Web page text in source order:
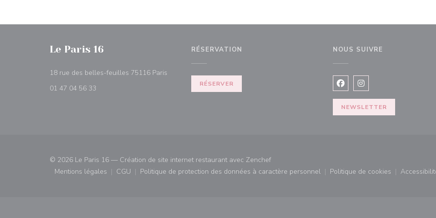
Le Paris 16
18 rue des belles-feuilles 75116 Paris
01 47 04 56 33
RÉSERVATION
RÉSERVER
NOUS SUIVRE
Facebook ((ouvre une
Instagram ((ouvre une
NEWSLETTER
© 2026 Le Paris 16 — Création de site internet restaurant avec Zenchef((ouvre une nouvelle fenêtre))
Mentions légales
((ouvre une nouvelle fenêtre))
CGU
((ouvre une nouvelle fenêtre))
Politique de protection des données à caractère personnel
((ouvre une nouvelle fenêtre))
Politique de cookies
((ouvre une nouvelle